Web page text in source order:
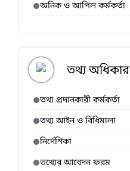
অনিক ও আপিল কর্মকর্তা
তথ্য অধিকার
তথ্য প্রদানকারী কর্মকর্তা
তথ্য আইন ও বিধিমালা
নির্দেশিকা
তথ্যের আবেদন ফরম